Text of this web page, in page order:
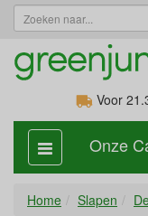
Voor
categorie
aan,
Onze
Home Slapen